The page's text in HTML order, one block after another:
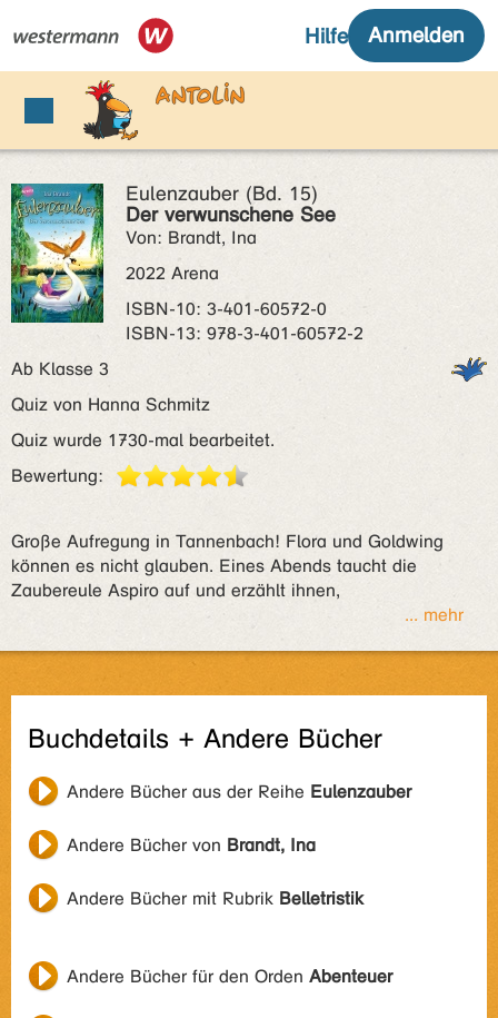
Eulenzauber (Bd. 15)
Der verwunschene See
Von: Brandt, Ina
2022 Arena
ISBN‑10: 3-401-60572-0
ISBN‑13: 978-3-401-60572-2
Ab Klasse 3
Quiz von Hanna Schmitz
Quiz wurde 1730-mal bearbeitet.
Bewertung:
Große Aufregung in Tannenbach! Flora und Goldwing
können es nicht glauben. Eines Abends taucht die
Zaubereule Aspiro auf und erzählt ihnen,
... mehr
Buchdetails + Andere Bücher
Andere Bücher aus der Reihe Eulenzauber
Andere Bücher von Brandt, Ina
Andere Bücher mit Rubrik Belletristik
Andere Bücher für den Orden Abenteuer